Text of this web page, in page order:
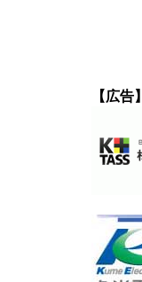
【広告】